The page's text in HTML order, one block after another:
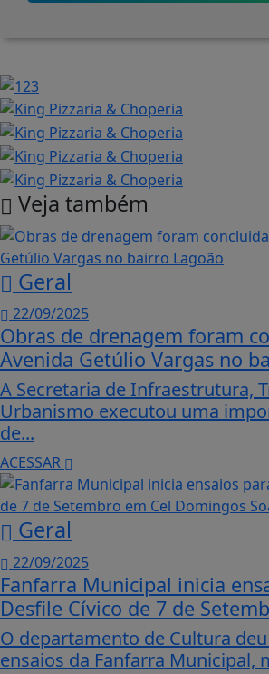
Veja também
Geral
22/09/2025
Obras de drenagem foram
Avenida Getúlio Vargas no
A Secretaria de Infraestrutura,
Urbanismo executou uma
de...
ACESSAR
Geral
22/09/2025
Fanfarra Municipal inicia
Desfile Cívico de 7 de
O departamento de Cultura
ensaios da Fanfarra Municipal,